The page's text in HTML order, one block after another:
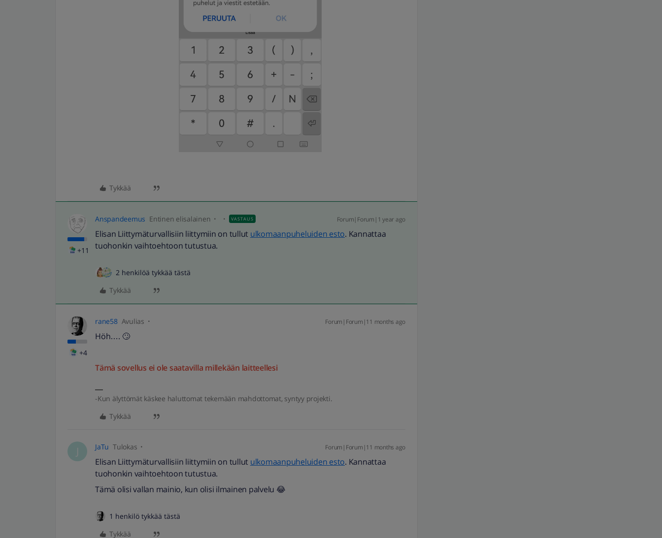
Tykkää
+11
Anspandeemus Entinen elisalainen VASTAUS Forum|Forum|1 year ago
Elisan Liittymäturvallisiin liittymiin on tullut ulkomaanpuheluiden esto. Kannattaa
tuohonkin vaihtoehtoon tutustua.
2 henkilöä tykkää tästä
Tykkää
+4
rane58 Avulias Forum|Forum|11 months ago
Höh…. 🙄
Tämä sovellus ei ole saatavilla millekään laitteellesi
-Kun älyttömät käskee haluttomat tekemään mahdottomat, syntyy projekti.
Tykkää
J JaTu Tulokas Forum|Forum|11 months ago
Elisan Liittymäturvallisiin liittymiin on tullut ulkomaanpuheluiden esto. Kannattaa
tuohonkin vaihtoehtoon tutustua.
Tämä olisi vallan mainio, kun olisi ilmainen palvelu 😂
1 henkilö tykkää tästä
Tykkää